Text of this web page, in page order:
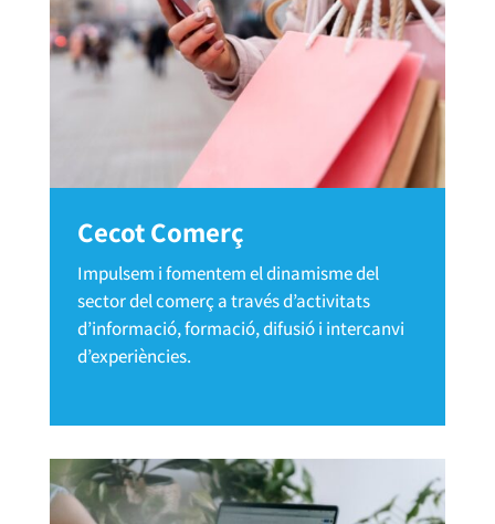
Cecot Comerç
Impulsem i fomentem el dinamisme del
sector del comerç a través d’activitats
d’informació, formació, difusió i intercanvi
d’experiències.